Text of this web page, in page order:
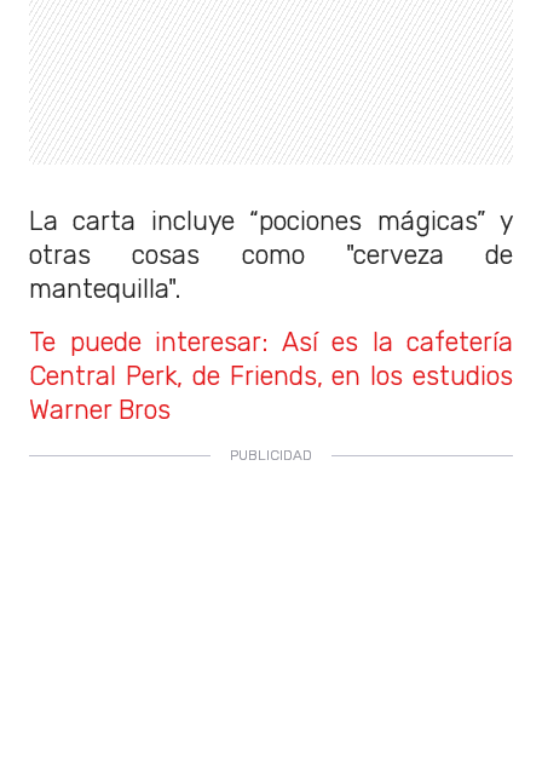
La carta incluye “pociones mágicas” y
otras cosas como "cerveza de
mantequilla".
Te puede interesar: Así es la cafetería
Central Perk, de Friends, en los estudios
Warner Bros